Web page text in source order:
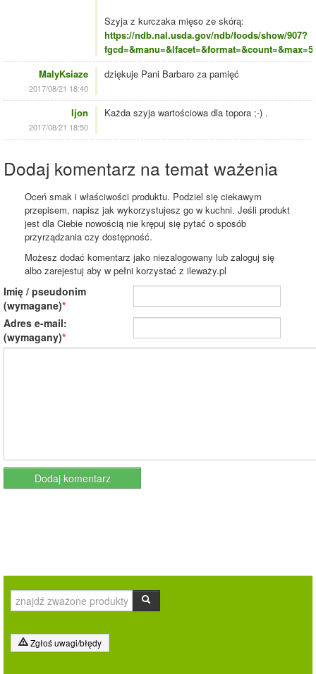
Szyja z kurczaka mięso ze skórą:
https://ndb.nal.usda.gov/ndb/foods/show/907?
MalyKsiaze
2017/08/21 18:40
dziękuje Pani Barbaro za pamięć
Ijon
2017/08/21 18:50
Każda szyja wartościowa dla topora ;-) .
Dodaj komentarz na temat ważenia
Oceń smak i właściwości produktu. Podziel się ciekawym
przepisem, napisz jak wykorzystujesz go w kuchni. Jeśli produkt
jest dla Ciebie nowością nie krępuj się pytać o sposób
przyrządzania czy dostępność.
Możesz dodać komentarz jako niezalogowany lub zaloguj się
albo zarejestuj aby w pełni korzystać z ileważy.pl
Imię / pseudonim
(wymagane)
Adres e-mail:
(wymagany)
Zgłoś uwagi/błędy